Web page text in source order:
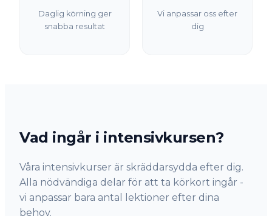
Daglig körning ger
snabba resultat
Vi anpassar oss efter
dig
Vad ingår i intensivkursen?
Våra intensivkurser är skräddarsydda efter dig.
Alla nödvändiga delar för att ta körkort ingår -
vi anpassar bara antal lektioner efter dina
behov.